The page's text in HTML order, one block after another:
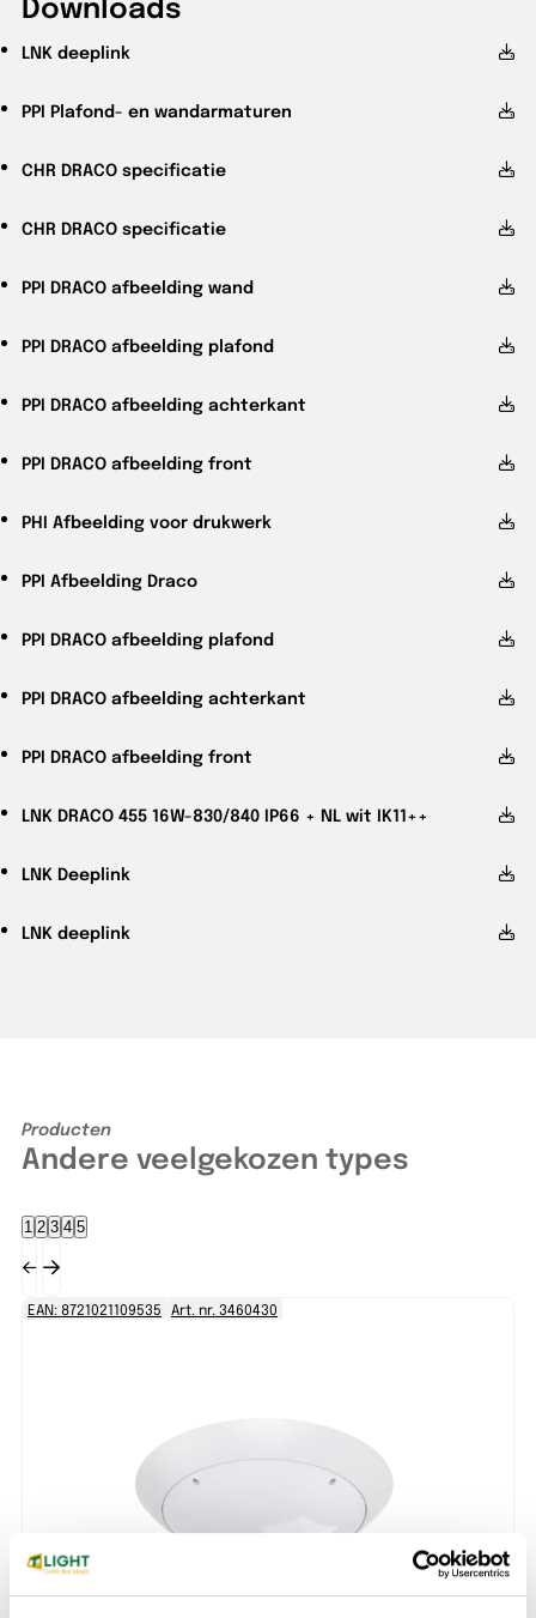
LNK deeplink
PPI Plafond- en wandarmaturen
CHR DRACO specificatie
CHR DRACO specificatie
PPI DRACO afbeelding wand
PPI DRACO afbeelding plafond
PPI DRACO afbeelding achterkant
PPI DRACO afbeelding front
PHI Afbeelding voor drukwerk
PPI Afbeelding Draco
PPI DRACO afbeelding plafond
PPI DRACO afbeelding achterkant
PPI DRACO afbeelding front
LNK DRACO 455 16W-830/840 IP66 + NL wit IK11++
LNK Deeplink
LNK deeplink
Producten
Andere veelgekozen types
1 2 3 4 5
EAN: 8721021109535 Art. nr. 3460430